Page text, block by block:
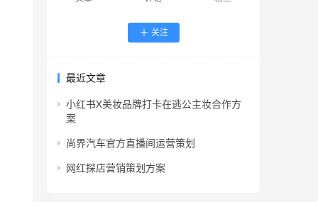
关注
最近文章
小红书X美妆品牌打卡在逃公主妆合作方
案
尚界汽车官方直播间运营策划
网红探店营销策划方案